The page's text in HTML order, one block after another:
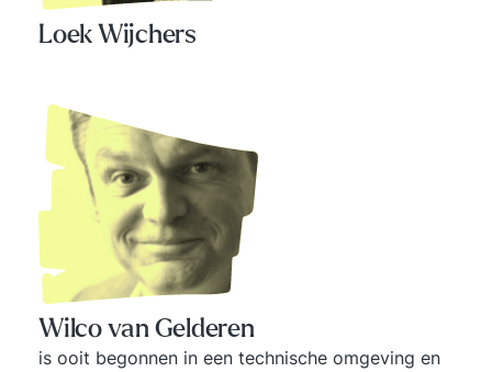
Loek Wijchers
Wilco van Gelderen
is ooit begonnen in een technische omgeving en